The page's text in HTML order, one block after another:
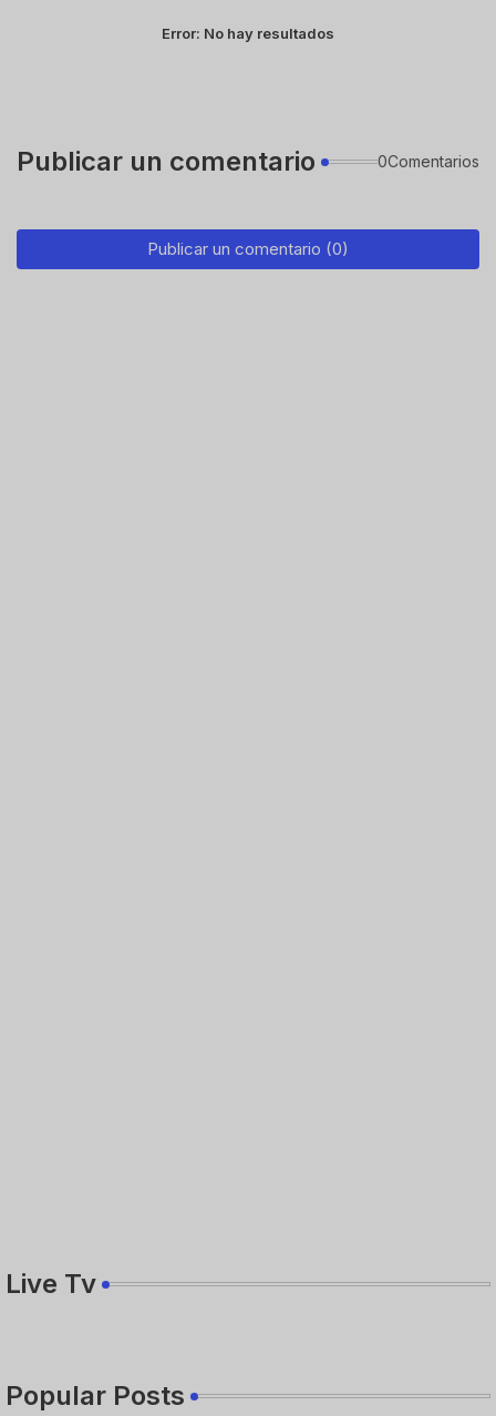
Error: No hay resultados
Publicar un comentario 0Comentarios
Publicar un comentario (0)
Live Tv
Popular Posts